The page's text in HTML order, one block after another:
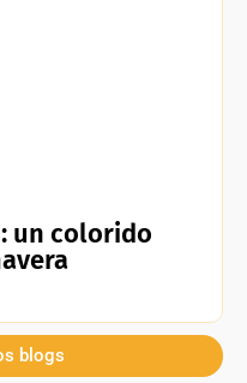
un colorido
blogs